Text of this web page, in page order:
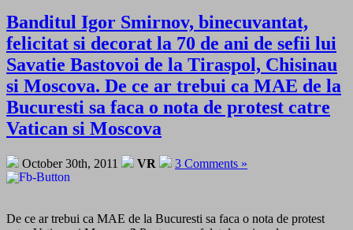
Banditul Igor Smirnov, binecuvantat,
felicitat si decorat la 70 de ani de sefii lui
Savatie Bastovoi de la Tiraspol, Chisinau
si Moscova. De ce ar trebui ca MAE de la
Bucuresti sa faca o nota de protest catre
Vatican si Moscova
October 30th, 2011 VR 3 Comments »
De ce ar trebui ca MAE de la Bucuresti sa faca o nota de protest